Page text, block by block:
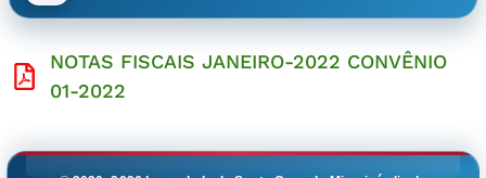
NOTAS FISCAIS JANEIRO-2022 CONVÊNIO
01-2022